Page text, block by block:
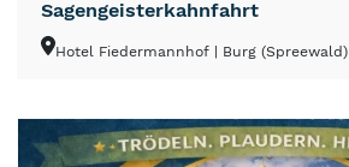
Sagengeisterkahnfahrt
Hotel Fiedermannhof | Burg (Spreewald)